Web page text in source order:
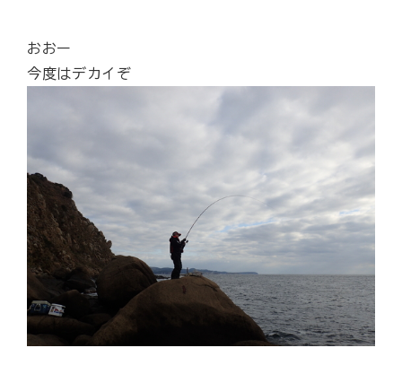
おおー
今度はデカイぞ